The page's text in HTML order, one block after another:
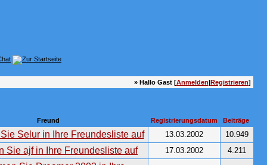
» Hallo Gast [Anmelden|Registrieren]
Freund Registrierungsdatum Beiträge
13.03.2002
10.949
17.03.2002
4.211